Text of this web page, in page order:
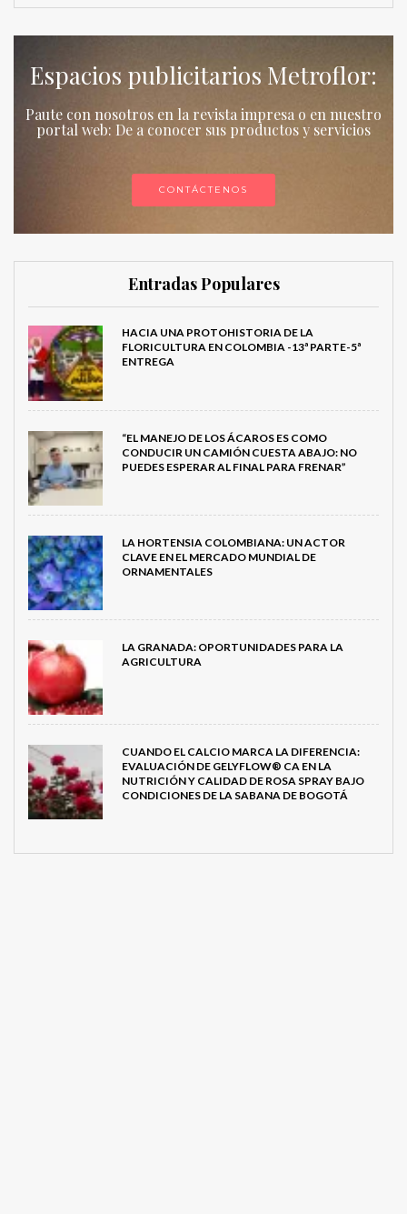
Espacios publicitarios Metroflor:
Paute con nosotros en la revista impresa o en nuestro
portal web: De a conocer sus productos y servicios
CONTÁCTENOS
Entradas Populares
HACIA UNA PROTOHISTORIA DE LA
FLORICULTURA EN COLOMBIA -13ª PARTE-5ª
ENTREGA
“EL MANEJO DE LOS ÁCAROS ES COMO
CONDUCIR UN CAMIÓN CUESTA ABAJO: NO
PUEDES ESPERAR AL FINAL PARA FRENAR”
LA HORTENSIA COLOMBIANA: UN ACTOR
CLAVE EN EL MERCADO MUNDIAL DE
ORNAMENTALES
LA GRANADA: OPORTUNIDADES PARA LA
AGRICULTURA
CUANDO EL CALCIO MARCA LA DIFERENCIA:
EVALUACIÓN DE GELYFLOW® CA EN LA
NUTRICIÓN Y CALIDAD DE ROSA SPRAY BAJO
CONDICIONES DE LA SABANA DE BOGOTÁ